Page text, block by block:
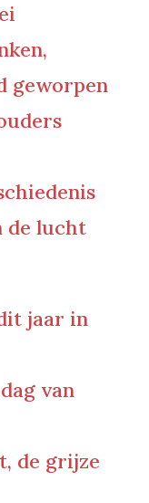
geworpen
de lucht
jaar in
van
de grijze